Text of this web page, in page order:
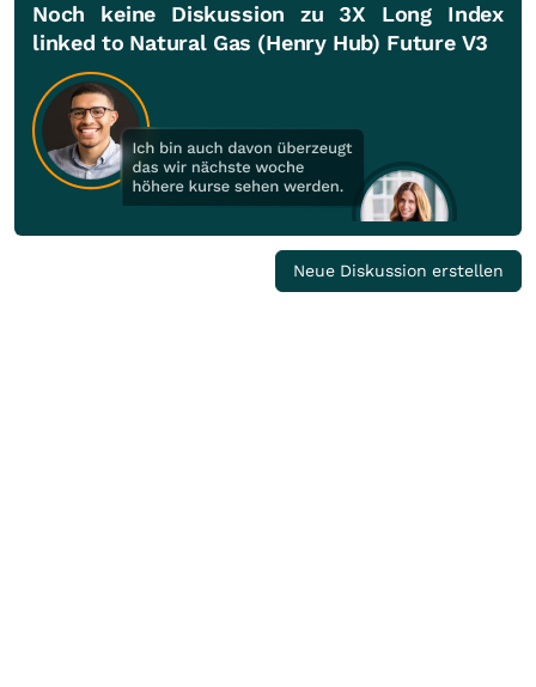
Noch keine Diskussion zu 3X Long Index
linked to Natural Gas (Henry Hub) Future V3
Neue Diskussion erstellen